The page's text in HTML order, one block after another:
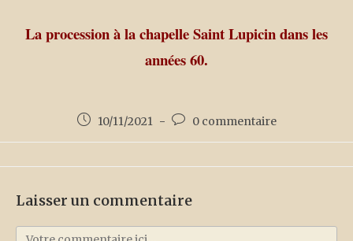
La procession à la chapelle Saint Lupicin dans les
années 60.
10/11/2021 0 commentaire
Laisser un commentaire